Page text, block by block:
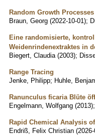
Random Growth
Braun, Georg (2022-10-01);
Eine randomisierte,
Weidenrindenextraktes in
Biegert, Claudia (2003);
Range Tracing
Jenke, Philipp; Huhle,
Ranunculus ficaria Blüte
Engelmann, Wolfgang (2013)
Rapid Chemical Analysis
Endriß, Felix Christian (